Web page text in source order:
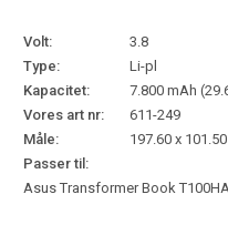
Volt:
3.8
Type:
Li-pl
Kapacitet:
7.800 mAh
Vores art nr:
611-249
Måle:
197.60 x
Passer til:
Asus Transformer Book T100HA